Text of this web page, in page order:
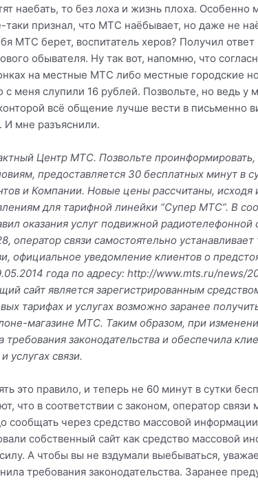
наебать, то без лоха и жизнь плоха.
признал, что МТС наёбывает, но даже не
МТС берет, воспитатель херов? Получил
обывателя. Ну так вот, напомню, что
на местные МТС либо местные городские
с меня слупили 16 рублей. Позвольте, но ведь
всё общение лучше вести в письменно
И мне разъяснили.
Центр МТС. Позвольте
предоставляется 30 бесплатных минут в
и Компании. Новые цены рассчитаны, исходя
для тарифной линейки “Супер МТС”. В
оказания услуг подвижной
связи самостоятельно устанавливает
официальное уведомление клиентов о
года по адресу: http://www.mts.ru/news/
сайт является зарегистрированным
тарифах и услугах возможно заранее
магазине МТС. Таким образом, при
законодательства и обеспечила
связи.
это правило, и теперь не 60 минут в сутки
что в соответствии с законом, оператор
сообщать через средство массовой
собственный сайт как средство
А чтобы вы не вздумали выебываться,
требования законодательства. Заранее